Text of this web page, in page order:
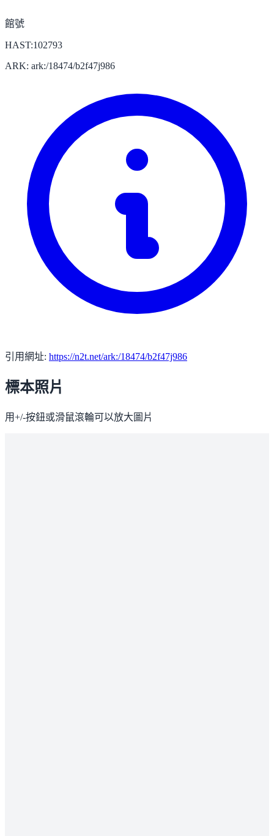
館號
HAST:102793
ARK: ark:/18474/b2f47j986
引用網址: https://n2t.net/ark:/18474/b2f47j986
標本照片
用+/-按鈕或滑鼠滾輪可以放大圖片